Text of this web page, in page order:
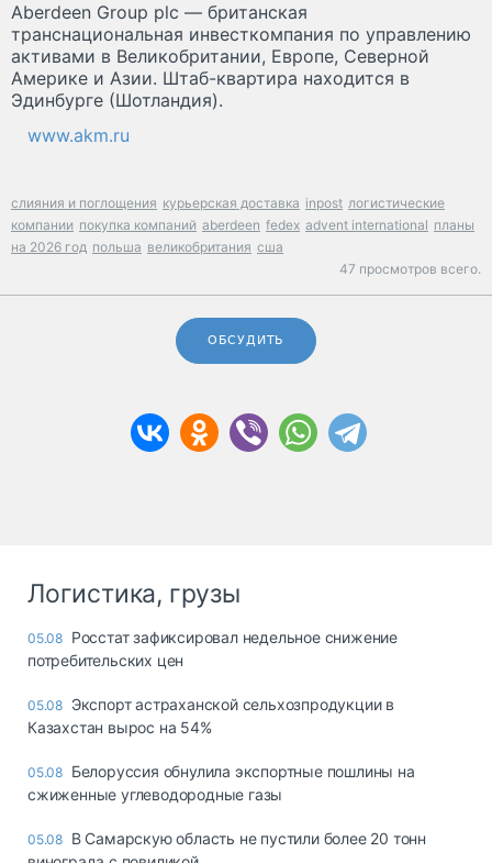
Aberdeen Group plc — британская
транснациональная инвесткомпания по управлению
активами в Великобритании, Европе, Северной
Америке и Азии. Штаб-квартира находится в
Эдинбурге (Шотландия).
www.akm.ru
слияния и поглощения курьерская доставка inpost логистические
компании покупка компаний aberdeen fedex advent international планы
на 2026 год польша великобритания сша
47 просмотров всего.
ОБСУДИТЬ
Логистика, грузы
05.08 Росстат зафиксировал недельное снижение
потребительских цен
05.08 Экспорт астраханской сельхозпродукции в
Казахстан вырос на 54%
05.08 Белоруссия обнулила экспортные пошлины на
сжиженные углеводородные газы
05.08 В Самарскую область не пустили более 20 тонн